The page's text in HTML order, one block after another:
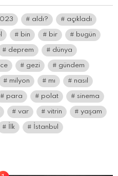
aldı? açıkladı
bin bir bugün
deprem dünya
gezi gündem
milyon mı nasıl
para polat sinema
var vitrin yaşam
İlk İstanbul